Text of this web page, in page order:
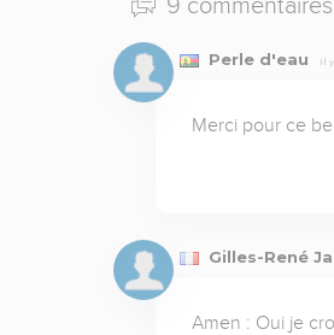
Perle d'eau Il
Merci pour ce
Gilles-René
Amen : Oui je